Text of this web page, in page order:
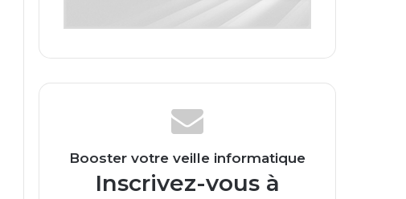
Booster votre veille informatique
Inscrivez-vous à